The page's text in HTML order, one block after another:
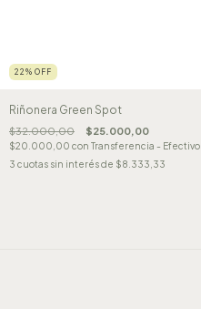
22 % OFF
Riñonera Green Spot
$32.000,00 $25.000,00
$20.000,00 con Transferencia - Efectivo
3 cuotas sin interés de $8.333,33